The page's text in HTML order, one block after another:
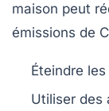
maison peut
émissions de
Éteindre
Utiliser des